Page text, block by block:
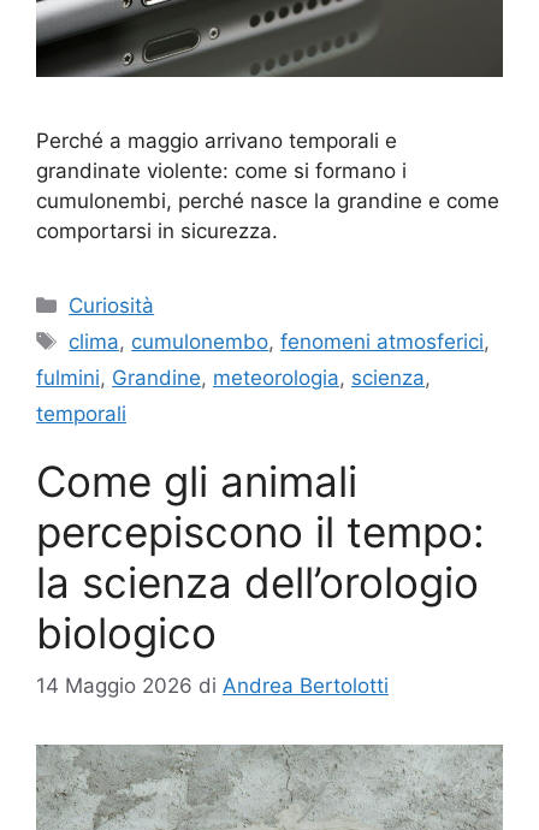
Perché a maggio arrivano temporali e
grandinate violente: come si formano i
cumulonembi, perché nasce la grandine e come
comportarsi in sicurezza.
Categorie
Curiosità
Tag
clima, cumulonembo,fenomeni atmosferici,
fulmini, Grandine, meteorologia, scienza,
temporali
Come gli animali
percepiscono il tempo:
la scienza dell’orologio
biologico
14 Maggio 2026 di Andrea Bertolotti